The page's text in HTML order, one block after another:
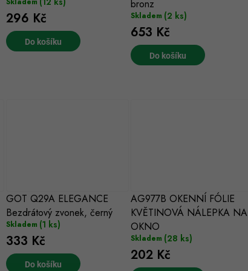
296 Kč
Do košíku
bronz
Skladem (2 ks)
653 Kč
Do košíku
GOT Q29A ELEGANCE
Bezdrátový zvonek, černý
Skladem (1 ks)
333 Kč
Do košíku
AG977B OKENNÍ FÓLIE
KVĚTINOVÁ NÁLEPKA NA
OKNO
Skladem (28 ks)
202 Kč